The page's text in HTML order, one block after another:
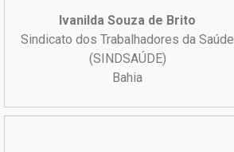
Ivanilda Souza de Brito
Sindicato dos Trabalhadores da Saúde
(SINDSAÚDE)
Bahia